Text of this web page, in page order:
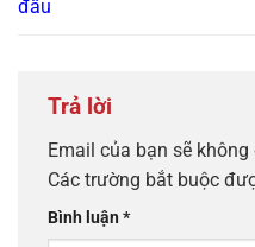
đầu
Trả lời
Email của bạn sẽ
Các trường bắt buộc
Bình luận*